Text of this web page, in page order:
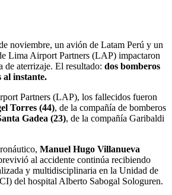
noviembre, un avión de Latam Perú y un
Lima Airport Partners (LAP) impactaron
de aterrizaje. El resultado: dos bomberos
al instante.
Partners (LAP), los fallecidos fueron
Torres (44), de la compañía de bomberos
Gadea (23), de la compañía Garibaldi
Manuel Hugo Villanueva
al accidente continúa recibiendo
y multidisciplinaria en la Unidad de
del hospital Alberto Sabogal Sologuren.